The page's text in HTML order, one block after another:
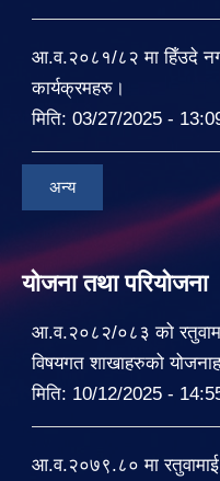
आ.व.२०८१/८२ मा हिँउदे
कार्यक्रमहरु।
मिति: 03/27/2025 -
अन्य
योजना तथा परियोजना
आ.व.२०८२/०८३ को
विषयगत शाखाहरुको
मिति: 10/12/2025 -
आ.व.२०७९.८० मा